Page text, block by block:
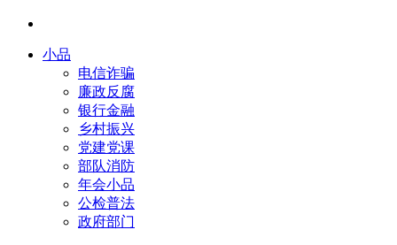
小品
电信诈骗
廉政反腐
银行金融
乡村振兴
党建党课
部队消防
年会小品
公检普法
政府部门